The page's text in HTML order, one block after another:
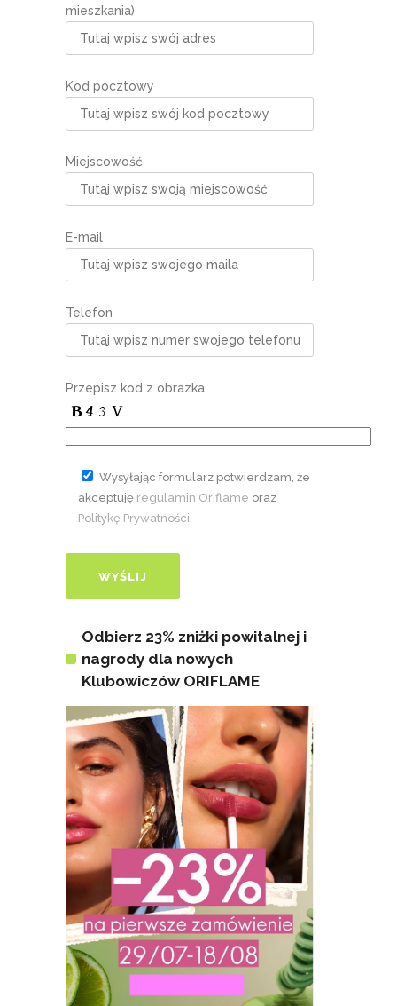
mieszkania)
Kod pocztowy
Miejscowość
E-mail
Telefon
Przepisz kod z obrazka
Wysyłając formularz potwierdzam, że
akceptuję regulamin Oriflame oraz
Politykę Prywatności
Odbierz 23% zniżki powitalnej i
nagrody dla nowych
Klubowiczów ORIFLAME